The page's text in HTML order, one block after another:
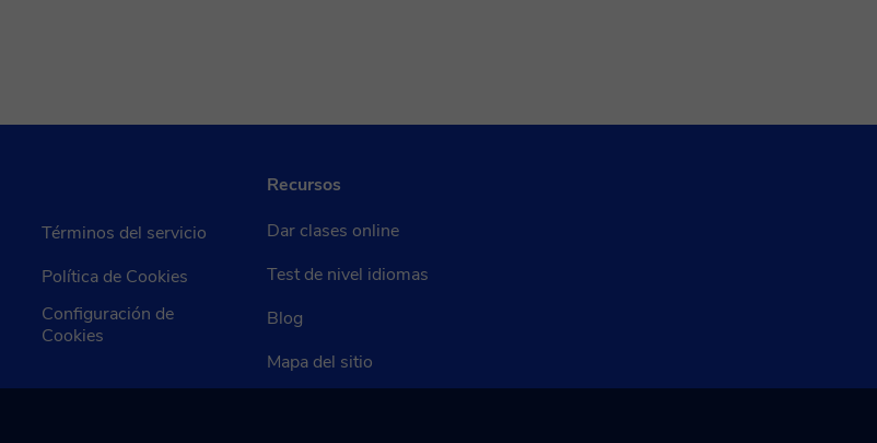
Términos del servicio
Política de Cookies
Configuración de
Cookies
Recursos
Dar clases online
Test de nivel idiomas
Blog
Mapa del sitio